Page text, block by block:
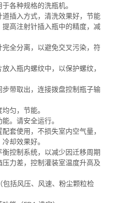
各种规格的洗瓶机。
插入方式，清洗效果好，节能
高注射针插入瓶中的精度，减
全分离，以避免交叉污染，符
入瓶内螺纹中，以保护螺纹，
带取出，连接拨盘控制瓶子输
匀，节能。
。请安全运行。
套使用，不损失室内空气量，
却效果好。
控制系统，以减少因迁移周期
力差，控制灌装室温度升高及
括风压、风速、粉尘颗粒检